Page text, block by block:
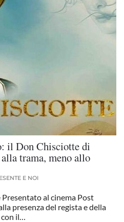
il Don Chisciotte di
trama, meno allo
E NOI
al cinema Post
presenza del regista e della
il…